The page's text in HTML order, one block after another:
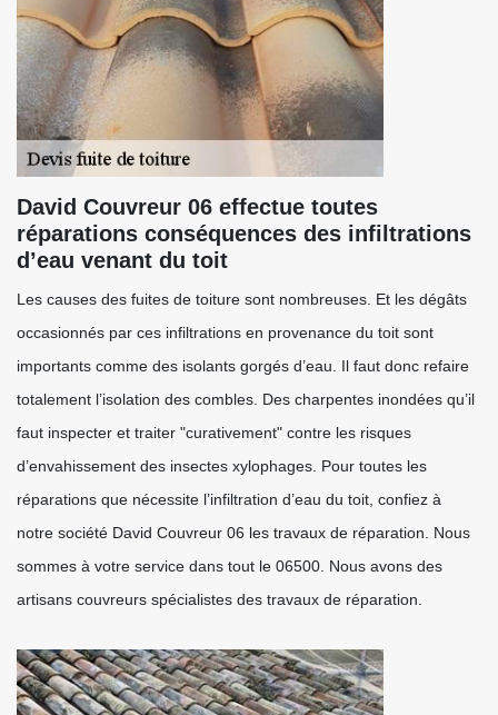
David Couvreur 06 effectue toutes
réparations conséquences des infiltrations
d’eau venant du toit
Les causes des fuites de toiture sont nombreuses. Et les dégâts
occasionnés par ces infiltrations en provenance du toit sont
importants comme des isolants gorgés d’eau. Il faut donc refaire
totalement l’isolation des combles. Des charpentes inondées qu’il
faut inspecter et traiter "curativement" contre les risques
d’envahissement des insectes xylophages. Pour toutes les
réparations que nécessite l’infiltration d’eau du toit, confiez à
notre société David Couvreur 06 les travaux de réparation. Nous
sommes à votre service dans tout le 06500. Nous avons des
artisans couvreurs spécialistes des travaux de réparation.